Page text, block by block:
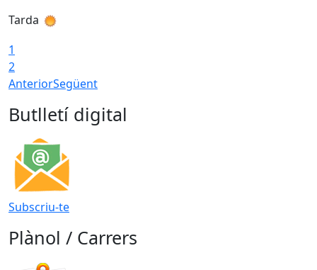
Tarda
1
2
AnteriorSegüent
Butlletí digital
Subscriu-te
Plànol / Carrers